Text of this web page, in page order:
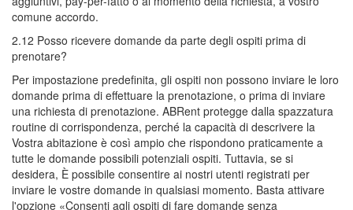
comune accordo.
2.12 Posso ricevere domande da parte degli ospiti prima di
prenotare?
Per impostazione predefinita, gli ospiti non possono inviare le loro
domande prima di effettuare la prenotazione, o prima di inviare
una richiesta di prenotazione. ABRent protegge dalla spazzatura
routine di corrispondenza, perché la capacità di descrivere la
Vostra abitazione è così ampio che rispondono praticamente a
tutte le domande possibili potenziali ospiti. Tuttavia, se si
desidera, È possibile consentire ai nostri utenti registrati per
inviare le vostre domande in qualsiasi momento. Basta attivare
l'opzione «Consenti agli ospiti di fare domande senza